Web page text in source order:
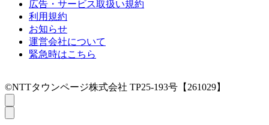
広告・サービス取扱い規約
利用規約
お知らせ
運営会社について
緊急時はこちら
©NTTタウンページ株式会社 TP25-193号【261029】